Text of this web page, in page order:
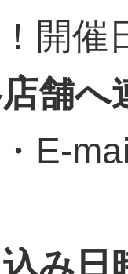
開催
舗へ
E-
み日